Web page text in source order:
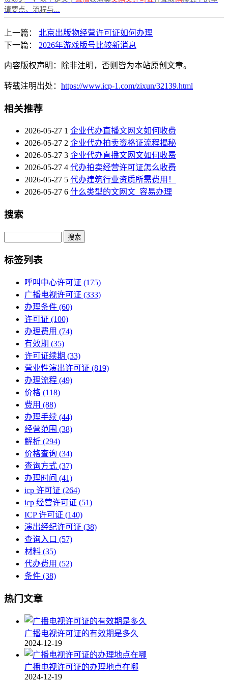
请要点、流程与...
上一篇：
北京出版物经营许可证如何办理
下一篇：
2026年游戏版号比较新消息
内容版权声明：除非注明，否则皆为本站原创文章。
转载注明出处： https://www.icp-1.com/zixun/32139.html
相关推荐
2026-05-27 1 企业代办直播文网文如何收费
2026-05-27 2 企业代办拍卖资格证流程揭秘
2026-05-27 3 企业代办直播文网文如何收费
2026-05-27 4 代办拍卖经营许可证怎么收费
2026-05-27 5 代办建筑行业资质所需费用！
2026-05-27 6 什么类型的文网文_容易办理
搜索
Search
标签列表
呼叫中心许可证 (175)
广播电视许可证 (333)
办理条件 (60)
许可证 (100)
办理费用 (74)
有效期 (35)
许可证续期 (33)
营业性演出许可证 (819)
办理流程 (49)
价格 (118)
费用 (88)
办理手续 (44)
经营范围 (38)
解析 (294)
价格查询 (34)
查询方式 (37)
办理时间 (41)
icp 许可证 (264)
icp 经营许可证 (51)
ICP 许可证 (140)
演出经纪许可证 (38)
查询入口 (57)
材料 (35)
代办费用 (52)
条件 (38)
热门文章
广播电视许可证的有效期是多久
2024-12-19
广播电视许可证的办理地点在哪
2024-12-19